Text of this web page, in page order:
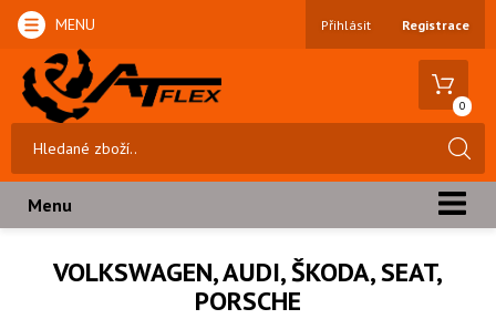
MENU Přihlásit Registrace
0
Menu
VOLKSWAGEN, AUDI, ŠKODA, SEAT,
PORSCHE